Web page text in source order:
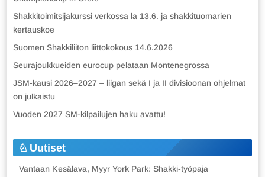
Shakkitoimitsijakurssi verkossa la 13.6. ja shakkituomarien
kertauskoe
Suomen Shakkiliiton liittokokous 14.6.2026
Seurajoukkueiden eurocup pelataan Montenegrossa
JSM-kausi 2026–2027 – liigan sekä I ja II divisioonan ohjelmat
on julkaistu
Vuoden 2027 SM-kilpailujen haku avattu!
Uutiset
Vantaan Kesälava, Myyr York Park: Shakki-työpaja